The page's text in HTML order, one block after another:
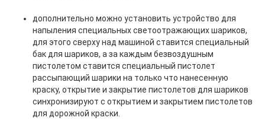
дополнительно можно установить устройство для
напыления специальных светоотражающих шариков,
для этого сверху над машиной ставится специальный
бак для шариков, а за каждым безвоздушным
пистолетом ставится специальный пистолет
рассыпающий шарики на только что нанесенную
краску, открытие и закрытие пистолетов для шариков
синхронизируют с открытием и закрытием пистолетов
для дорожной краски.